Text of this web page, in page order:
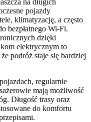
pojazdy
klimatyzację, a często
bezpłatnego Wi-Fi.
dzięki
elektrycznym to
podróż staje się bardziej
regularnie
mają możliwość
Długość trasy oraz
do komfortu